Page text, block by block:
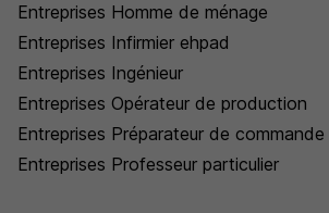
Entreprises Homme de ménage
Entreprises Infirmier ehpad
Entreprises Ingénieur
Entreprises Opérateur de production
Entreprises Préparateur de commande
Entreprises Professeur particulier